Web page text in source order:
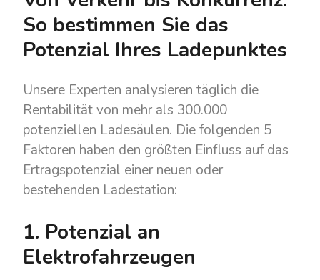
So bestimmen Sie das
Potenzial Ihres Ladepunktes
Unsere Experten analysieren täglich die
Rentabilität von mehr als 300.000
potenziellen Ladesäulen. Die folgenden 5
Faktoren haben den größten Einfluss auf das
Ertragspotenzial einer neuen oder
bestehenden Ladestation:
1. Potenzial an
Elektrofahrzeugen